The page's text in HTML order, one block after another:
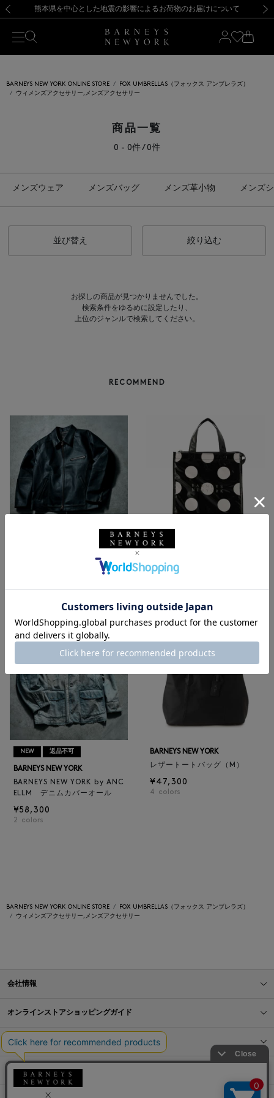
新規登録のお客様も対象！＜MY BARNEYS＞会員のお客様は11,000円（税込）以上のお買上げで常時送料無料！お買い物の際は会員登録を！
【夏季休業に伴う返品・交換承り一時停止のお知らせ】（2026.8.5）
熊本県を中心とした地震の影響によるお荷物のお届けについて
【開催中】SUMMER SALEのご案内・ご注意事項 新規登録のお客様も対象！＜MY BARNEYS＞会員のお客様は11,000円（税込）以上のお買上げで常時送料無料！お買い物の際は会員登録を！
【夏季休業に伴う返品・交換承り一時停止のお知らせ】（2026.8.5）
BARNEYS NEW YORK ONLINE STORE
FOX UMBRELLAS（フォックス アンブレラズ）
ウィメンズアクセサリー,メンズアクセサリー
商品一覧
0 - 0件 / 0件
メンズウェア メンズバッグ メンズ革小物 メンズ
並び替え 絞り込む
お探しの商品が見つかりませんでした。
検索条件をゆるめに設定したり、
上位のジャンルで検索してください。
RECOMMEND
BARNEYS NEW YORK by ANC
NEW
BARNEYS NEW YORK
ロゴ入りPVC保冷トートバッ
¥6,600
NEW 返品不可
BARNEYS NEW YORK
BARNEYS NEW YORK by ANC
ELLM デニムカバーオール
¥58,300
2 colors
BARNEYS NEW YORK
レザートートバッグ（M）
¥47,300
4 colors
BARNEYS NEW YORK ONLINE STORE
FOX UMBRELLAS（フォックス アンブレラズ）
ウィメンズアクセサリー,メンズアクセサリー
会社情報
オンラインストアショッピングガイド
店舗情報
サービス